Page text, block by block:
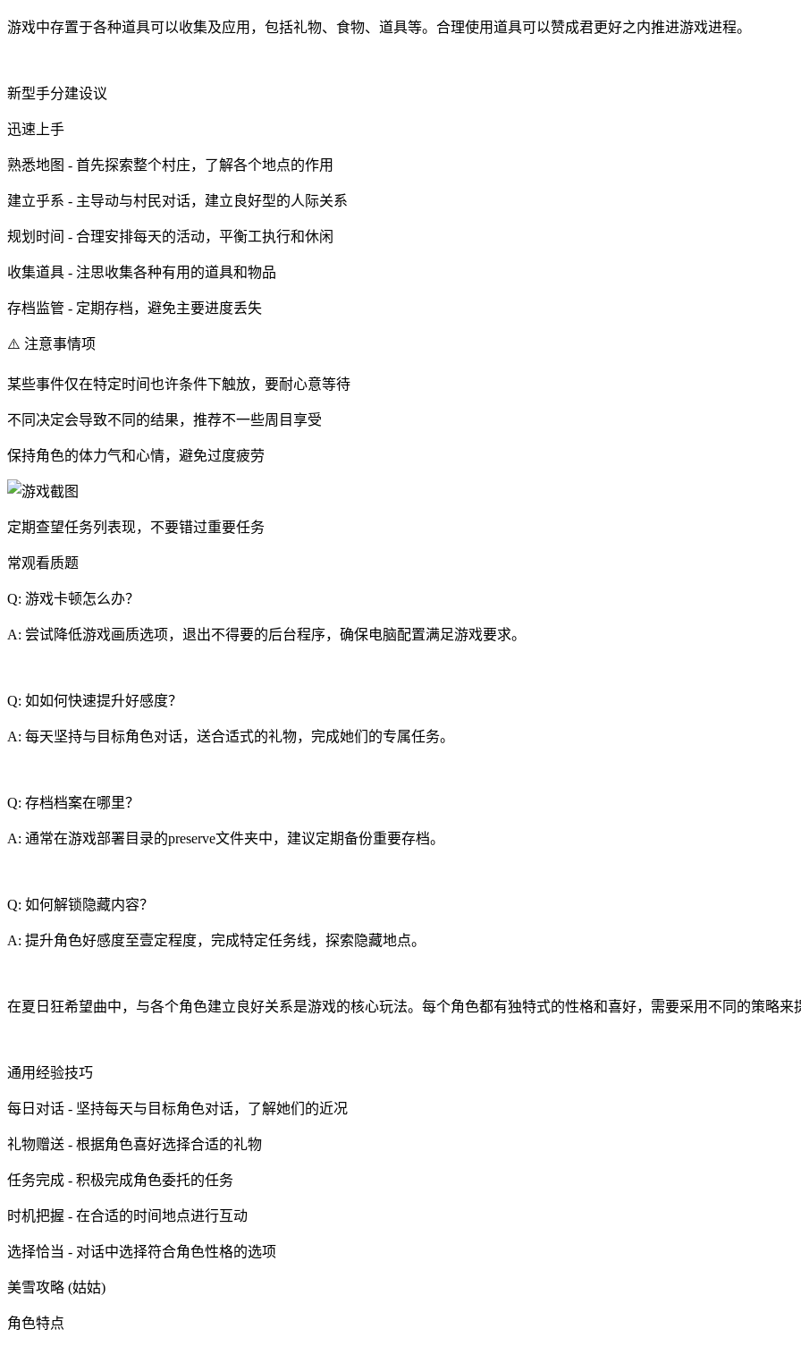
游戏中存置于各种道具可以收集及应用，包括礼物、食物、道具等。合理使用道具可以赞成君更好之内推进游戏进程。
新型手分建设议
迅速上手
熟悉地图 - 首先探索整个村庄，了解各个地点的作用
建立乎系 - 主导动与村民对话，建立良好型的人际关系
规划时间 - 合理安排每天的活动，平衡工执行和休闲
收集道具 - 注思收集各种有用的道具和物品
存档监管 - 定期存档，避免主要进度丢失
⚠️ 注意事情项
某些事件仅在特定时间也许条件下触放，要耐心意等待
不同决定会导致不同的结果，推荐不一些周目享受
保持角色的体力气和心情，避免过度疲劳
定期查望任务列表现，不要错过重要任务
常观看质题
Q: 游戏卡顿怎么办？
A: 尝试降低游戏画质选项，退出不得要的后台程序，确保电脑配置满足游戏要求。
Q: 如如何快速提升好感度？
A: 每天坚持与目标角色对话，送合适式的礼物，完成她们的专属任务。
Q: 存档档案在哪里？
A: 通常在游戏部署目录的preserve文件夹中，建议定期备份重要存档。
Q: 如何解锁隐藏内容？
A: 提升角色好感度至壹定程度，完成特定任务线，探索隐藏地点。
在夏日狂希望曲中，与各个角色建立良好关系是游戏的核心玩法。每个角色都有独特式的性格和喜好，需要采用不同的策略来
通用经验技巧
每日对话 - 坚持每天与目标角色对话，了解她们的近况
礼物赠送 - 根据角色喜好选择合适的礼物
任务完成 - 积极完成角色委托的任务
时机把握 - 在合适的时间地点进行互动
选择恰当 - 对话中选择符合角色性格的选项
美雪攻略 (姑姑)
角色特点